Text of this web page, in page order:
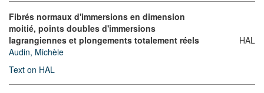
Fibrés normaux d'immersions en dimension
moitié, points doubles d'immersions
lagrangiennes et plongements totalement réels
Audin, Michèle
Text on HAL
HAL